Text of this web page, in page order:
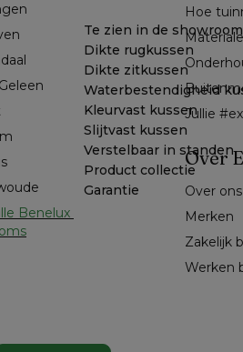
Te zien in de showroom
Dikte rugkussen
Dikte zitkussen
Waterbestendigheid
Kleurvast kussen
Slijtvast kussen
Verstelbaar in standen
Product collectie
Garantie
Benelux
Hoe
Jullie
Over
Over ons
Merken
Zakelijk
Werken